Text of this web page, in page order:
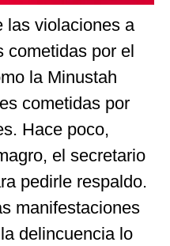
las violaciones a
cometidas por el
la Minustah
cometidas por
Hace poco,
el secretario
pedirle respaldo.
manifestaciones
delincuencia lo